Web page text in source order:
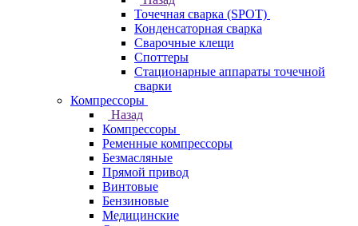
Точечная сварка (SPOT)
Конденсаторная сварка
Сварочные клещи
Споттеры
Стационарные аппараты точечной
сварки
Компрессоры
Назад
Компрессоры
Ременные компрессоры
Безмасляные
Прямой привод
Винтовые
Бензиновые
Медицинские